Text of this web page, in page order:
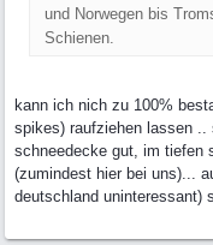
und Norwegen bis
Schienen.
kann ich nich zu 100%
spikes) raufziehen lassen ..
schneedecke gut, im tiefen
(zumindest hier bei uns)...
deutschland uninteressant)